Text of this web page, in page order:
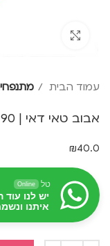
עמוד הבית
אבוב טאי דאי | 90 ס"מ
₪40.0
טל Online
יש לנו
איתנו